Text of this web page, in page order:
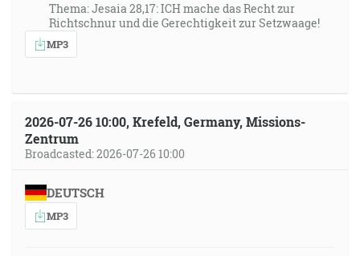
Thema: Jesaia 28,17: ICH mache das Recht zur
Richtschnur und die Gerechtigkeit zur Setzwaage!
MP3
2026-07-26 10:00, Krefeld, Germany, Missions-
Zentrum
Broadcasted: 2026-07-26 10:00
DEUTSCH
MP3